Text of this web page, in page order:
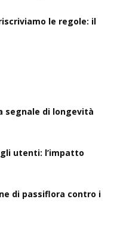
le regole: il
segnale di longevità
utenti: l’impatto
di passiflora contro i